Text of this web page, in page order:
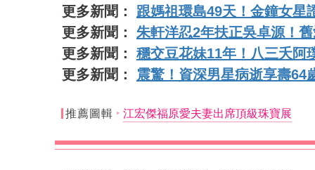
更多新聞： 跟媽祖環島49天！金鐘女
更多新聞： 朱軒洋忍2年扶正吳卓源！
更多新聞： 穩交豆花妹11年！八三夭
更多新聞： 震驚！資深男星病逝享壽
推薦圖輯 江宏傑福原愛夫妻出席頂級珠寶展